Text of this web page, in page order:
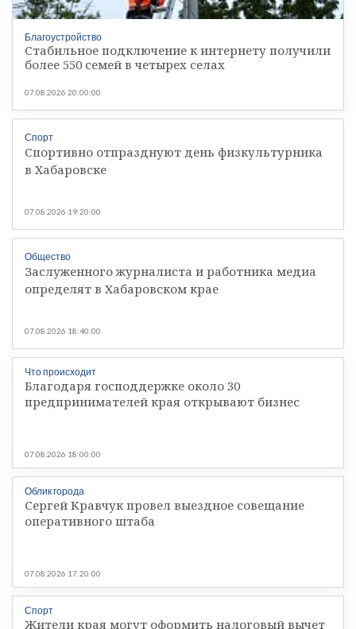
Благоустройство
Стабильное подключение к интернету получили
более 550 семей в четырех селах
07.08.2026 20:00:00
Спорт
Спортивно отпразднуют день физкультурника
в Хабаровске
07.08.2026 19:20:00
Общество
Заслуженного журналиста и работника медиа
определят в Хабаровском крае
07.08.2026 18:40:00
Что происходит
Благодаря господдержке около 30
предпринимателей края открывают бизнес
07.08.2026 18:00:00
Облик города
Сергей Кравчук провел выездное совещание
оперативного штаба
07.08.2026 17:20:00
Спорт
Жители края могут оформить налоговый вычет